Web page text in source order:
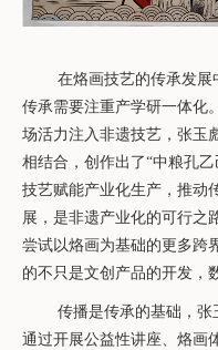
在烙画技艺的传承发
传承需要注重产学研一体化
场活力注入非遗技艺，张玉
相结合，创作出了“中粮孔
技艺赋能产业化生产，推动
展，是非遗产业化的可行之
尝试以烙画为基础的更多跨
的不只是文创产品的开发，
传播是传承的基础，
通过开展公益性讲座、烙画